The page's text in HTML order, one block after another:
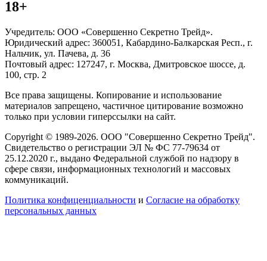
18+
Учредитель: ООО «Совершенно Секретно Трейд».
Юридический адрес: 360051, Кабардино-Балкарская Респ., г.
Нальчик, ул. Пачева, д. 36
Почтовый адрес: 127247, г. Москва, Дмитровское шоссе, д.
100, стр. 2
Все права защищены. Копирование и использование
материалов запрещено, частичное цитирование возможно
только при условии гиперссылки на сайт.
Copyright © 1989-2026. ООО "Совершенно Секретно Трейд".
Свидетельство о регистрации ЭЛ № ФС 77-79634 от
25.12.2020 г., выдано Федеральной службой по надзору в
сфере связи, информационных технологий и массовых
коммуникаций.
Политика конфиценциальности и Согласие на обработку
персональных данных